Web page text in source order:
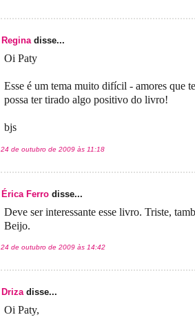
Reginadisse...
Oi Paty
Esse é um tema muito difícil - amores que
possa ter tirado algo positivo do livro!
bjs
24 de outubro de 2009 às 11:18
Érica Ferro disse...
Deve ser interessante esse livro. Triste,
Beijo.
24 de outubro de 2009 às 14:42
Drizadisse...
Oi Paty,